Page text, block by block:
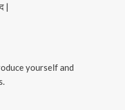
|
yourself and